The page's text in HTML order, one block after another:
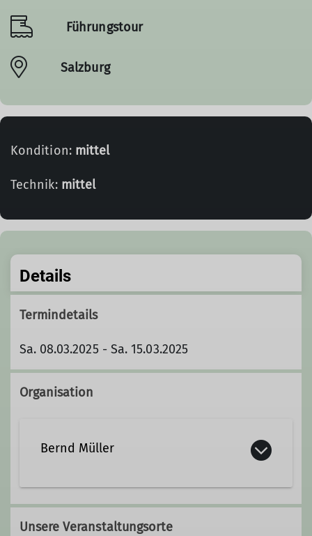
Führungstour
Salzburg
Kondition: mittel
Technik: mittel
Details
Termindetails
Sa. 08.03.2025 - Sa. 15.03.2025
Organisation
Bernd Müller
bernd.mueller@dav-lu.de
Unsere Veranstaltungsorte